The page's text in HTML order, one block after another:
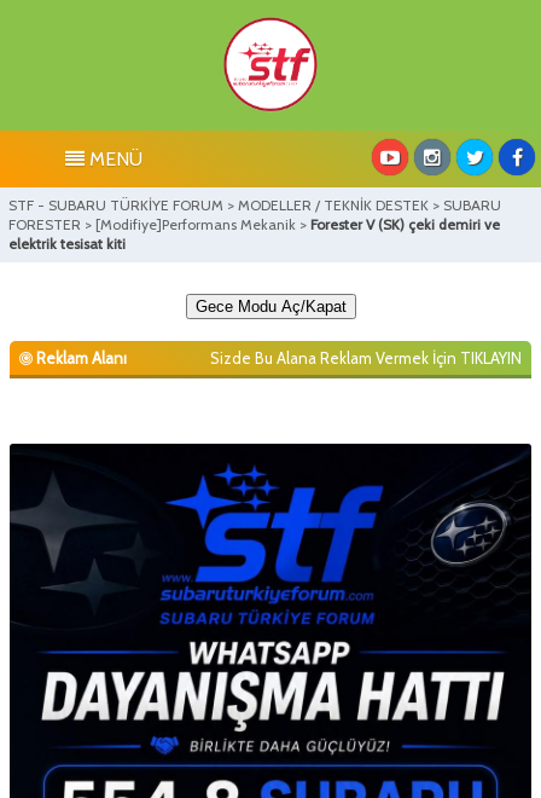
MENÜ
STF - SUBARU TÜRKİYE FORUM > MODELLER / TEKNİK DESTEK > SUBARU
FORESTER > [Modifiye]Performans Mekanik > Forester V (SK) çeki demiri ve
elektrik tesisat kiti
Gece Modu Aç/Kapat
Reklam Alanı Sizde Bu Alana Reklam Vermek İçin TIKLAYIN